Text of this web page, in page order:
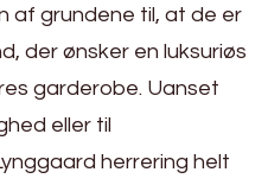
af grundene til, at de er
der ønsker en luksuriøs
garderobe. Uanset
eller til
herrering helt